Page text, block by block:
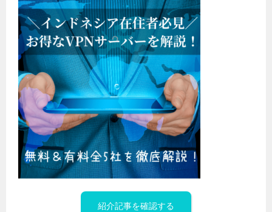
紹介記事を確認する